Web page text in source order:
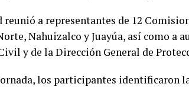
reunió a representantes de 12
Nahuizalco y Juayúa, así como a
y de la Dirección General de
los participantes identificaron